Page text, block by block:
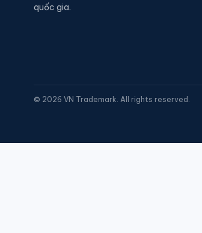
quốc gia.
© 2026 VN Trademark. All rights reserved.